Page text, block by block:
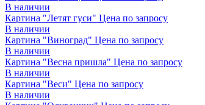
В наличии
Картина "Летят гуси" Цена по запросу
В наличии
Картина "Виноград" Цена по запросу
В наличии
Картина "Весна пришла" Цена по запросу
В наличии
Картина "Веси" Цена по запросу
В наличии